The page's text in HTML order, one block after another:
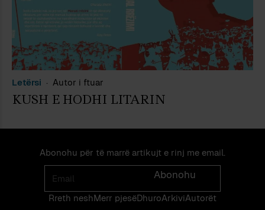
Letërsi Autor i ftuar
KUSH E HODHI LITARIN
Abonohu për të marrë artikujt e rinj me email.
Email
Abonohu
Rreth neshMerr pjes​​ë​DhuroArkiviAutorët